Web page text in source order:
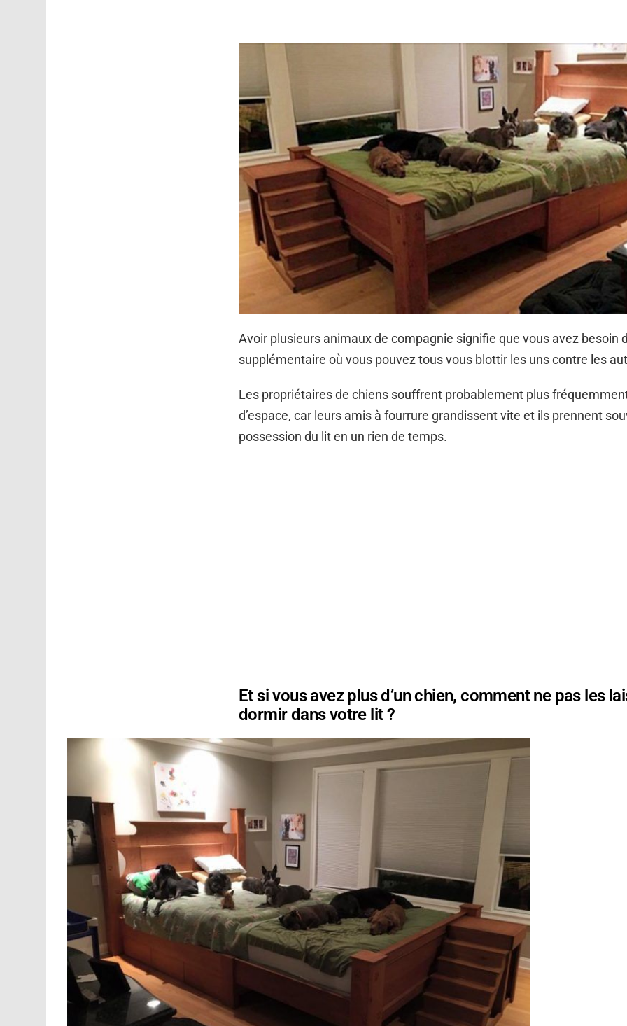
Avoir plusieurs animaux de compagnie signifie que vous avez besoin
supplémentaire où vous pouvez tous vous blottir les uns contre les
Les propriétaires de chiens souffrent probablement plus
d’espace, car leurs amis à fourrure grandissent vite et ils prennent
possession du lit en un rien de temps.
Et si vous avez plus d’un chien, comment ne pas les
dormir dans votre lit ?